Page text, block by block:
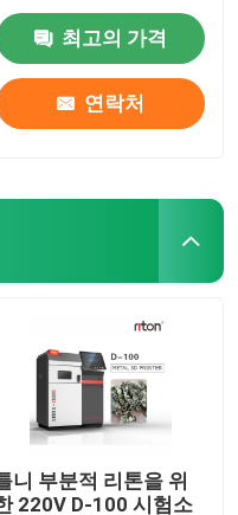
최고의 가격
연락처
니 부분적 리톤을 위
220V D-100 시험소